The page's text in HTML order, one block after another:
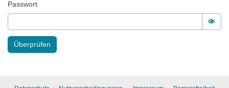
Passwort
Überprüfen